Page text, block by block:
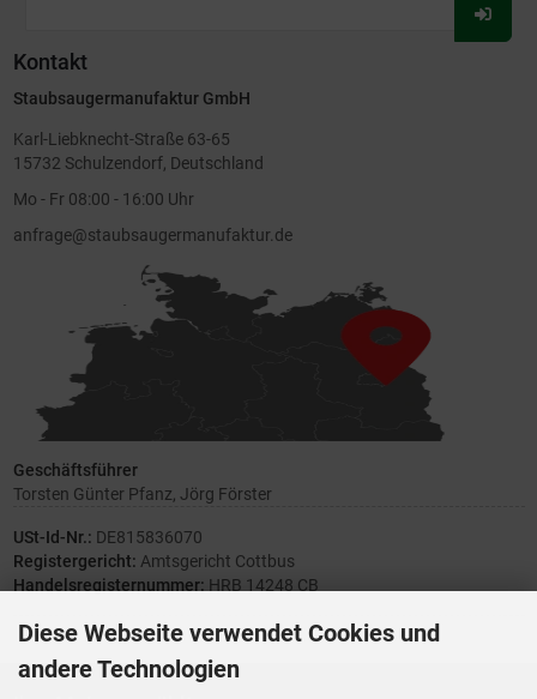
Für
Kontakt
Staubsaugermanufaktur GmbH
Karl-Liebknecht-Straße 63-65
15732 Schulzendorf, Deutschland
Mo - Fr 08:00 - 16:00 Uhr
anfrage@staubsaugermanufaktur.de
Geschäftsführer
Torsten Günter Pfanz, Jörg Förster
USt-Id-Nr.: DE815836070
Registergericht: Amtsgericht Cottbus
Handelsregisternummer: HRB 14248 CB
Diese Webseite verwendet Cookies und
andere Technologien